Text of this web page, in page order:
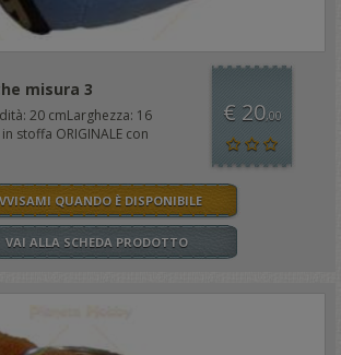
misura 3
20 cmLarghezza: 16
stoffa ORIGINALE con
€ 20,00
QUANDO È DISPONIBILE
VAI ALLA SCHEDA PRODOTTO